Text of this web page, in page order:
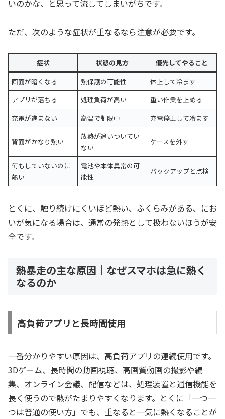
いのかな、と思って流してしまいがちです。
ただ、次のような症状が重なるなら注意が必要です。
症状 状態の見方
優先してやること
画面が暗くなる
熱保護の可能性
休止して冷ます
アプリが落ちる
処理負荷が高い
重い作業を止める
充電が進まない
高温で制限中 充電停止して冷ます
背面がかなり熱い
放熱が追いついてい
ない
ケースを外す
何もしていないのに
熱い
電池や本体異常の可
能性
バックアップと点検
とくに、触り続けにくいほど熱い、ふくらみがある、にお
いが気になる場合は、通常の発熱として扱わないほうが安
全です。
熱暴走の主な原因｜なぜスマホは急に熱く
なるのか
高負荷アプリと長時間使用
一番分かりやすい原因は、高負荷アプリの連続使用です。
3Dゲーム、長時間の動画視聴、高画質動画の撮影や編
集、オンライン会議、配信などは、処理装置と通信機能を
長く使うので熱がたまりやすくなります。とくに「一つ一
つは普通の使い方」でも、重なると一気に熱くなることが